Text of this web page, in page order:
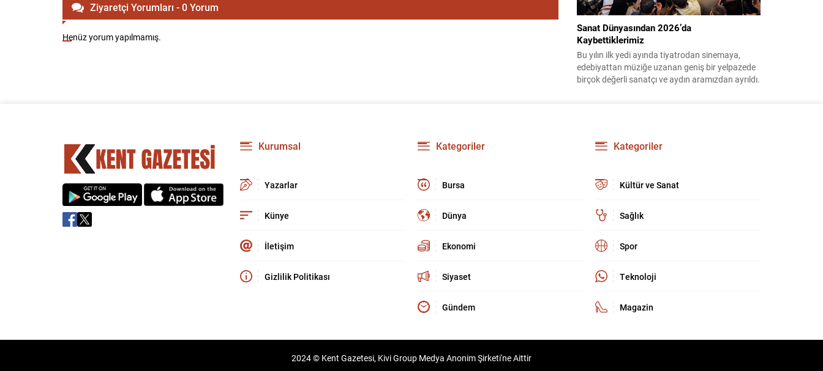
Ziyaretçi Yorumları - 0 Yorum
Henüz yorum yapılmamış.
Sanat Dünyasından 2026’da
Kaybettiklerimiz
Bu yılın ilk yedi ayında tiyatrodan sinemaya,
edebiyattan müziğe uzanan geniş bir yelpazede
birçok değerli sanatçı ve aydın aramızdan ayrıldı.
hatırlanıyor; sanat dünyasının hafızasında
kalıcı...
Kurumsal
Yazarlar
Künye
İletişim
Gizlilik Politikası
Kategoriler
Bursa
Dünya
Ekonomi
Siyaset
Gündem
Kategoriler
Kültür ve Sanat
Sağlık
Spor
Teknoloji
Magazin
2024 © Kent Gazetesi, Kivi Group Medya Anonim Şirketi'ne Aittir